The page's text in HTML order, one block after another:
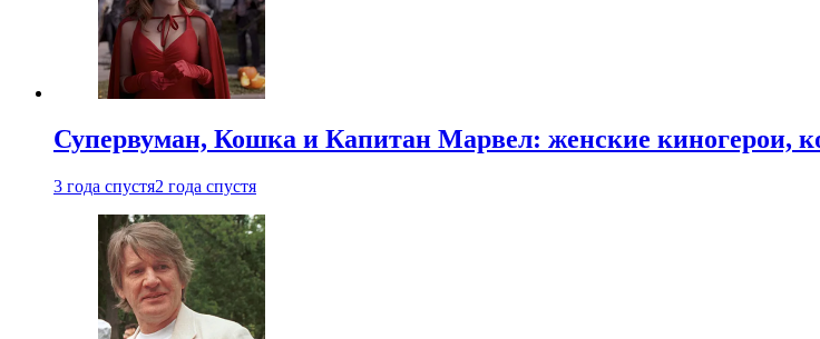
Супервуман, Кошка и Капитан Марвел: женские киногерои,
3 года спустя2 года спустя